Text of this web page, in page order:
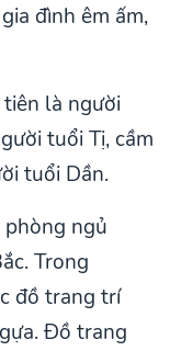
đình êm ấm,
là người
tuổi Tị, cầm
tuổi Dần.
phòng ngủ
Trong
đồ trang trí
Đồ trang